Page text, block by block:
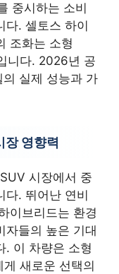
중시하는 소비
다. 셀토스 하이
조화는 소형
니다. 2026년 공
실제 성능과 가
영향력
시장에서 중
다. 뛰어난 연비
이브리드는 환경
자들의 높은 기대
. 이 차량은 소형
새로운 선택의